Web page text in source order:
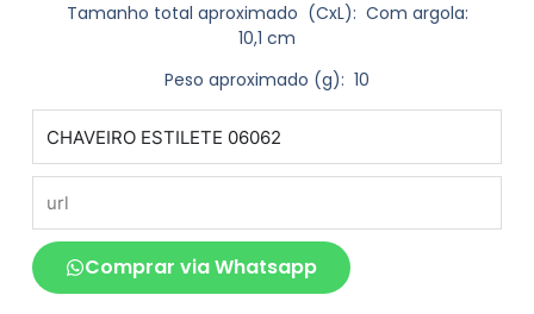
Tamanho total aproximado (CxL): Com argola:
10,1 cm
Peso aproximado (g): 10
Comprar via Whatsapp